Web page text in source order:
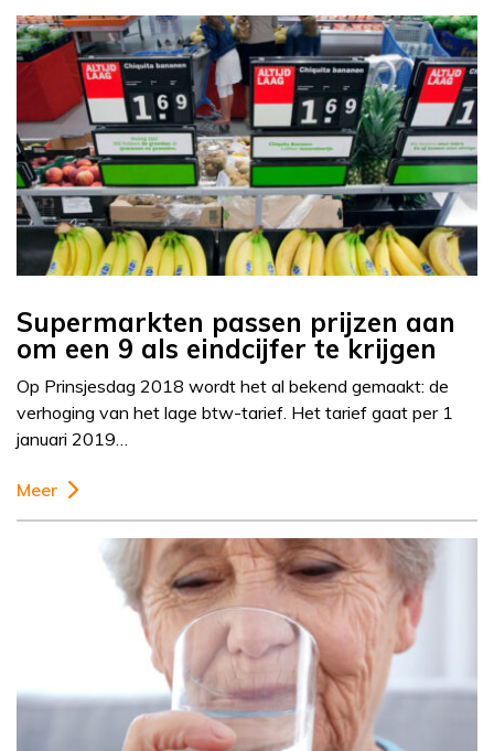
Supermarkten passen prijzen aan
om een 9 als eindcijfer te krijgen
Op Prinsjesdag 2018 wordt het al bekend gemaakt: de
verhoging van het lage btw-tarief. Het tarief gaat per 1
januari 2019…
Meer